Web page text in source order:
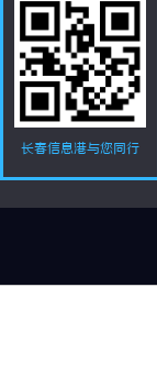
长春信息港与您同行